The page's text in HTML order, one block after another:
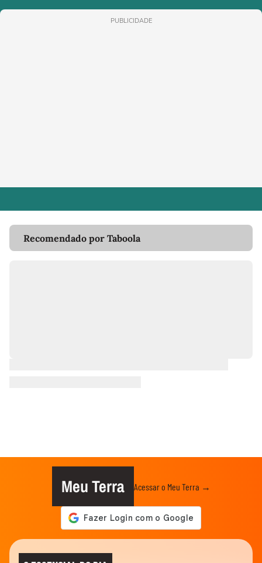
PUBLICIDADE
Recomendado por Taboola
Meu Terra Acessar o Meu Terra →